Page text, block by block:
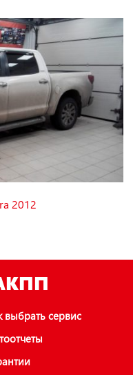
2012
выбрать сервис